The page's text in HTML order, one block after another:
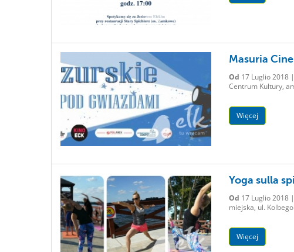
Masuria
Od 17 Luglio 2018 |
Centrum Kultury,
Więcej
Yoga sulla
Od 17 Luglio 2018 |
miejska, ul. Kolbego
Więcej